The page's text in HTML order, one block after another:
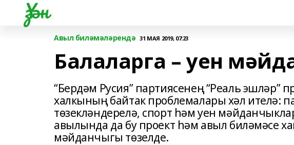
Үзән
Авыл биләмәләрендә 31 МАЯ 2019, 07:23
Балаларга – уен
“Бердәм Русия” партиясенең “Реаль эшләр”
халкының байтак проблемалары хәл ителә:
төзекләндерелә, спорт һәм уен
авылында да бу проект һәм авыл биләмәсе
мәйданчыгы төзелде.